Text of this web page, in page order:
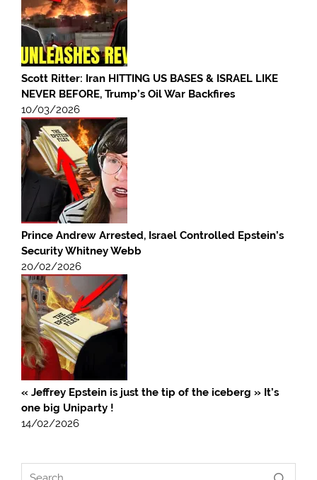
Scott Ritter: Iran HITTING US BASES & ISRAEL LIKE
NEVER BEFORE, Trump’s Oil War Backfires
10/03/2026
Prince Andrew Arrested, Israel Controlled Epstein’s
Security Whitney Webb
20/02/2026
« Jeffrey Epstein is just the tip of the iceberg » It’s
one big Uniparty !
14/02/2026